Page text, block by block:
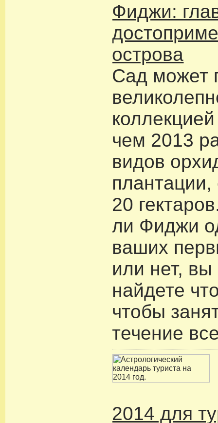
Фиджи:
острова
Сад может
чем 2013
видов
плантации,
20
ли Фиджи
ваших
или нет, вы
найдете
чтобы
течение
2014 для